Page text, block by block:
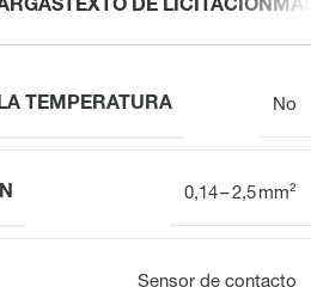
TEXTO DE LICITACIÓN
TEMPERATURA No
0,14 – 2,5 mm²
Sensor de contacto